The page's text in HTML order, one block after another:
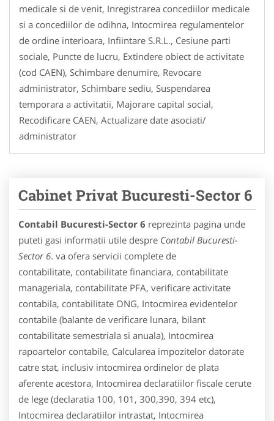
medicale si de venit, Inregistrarea concediilor medicale
si a concediilor de odihna, Intocmirea regulamentelor
de ordine interioara, Infiintare S.R.L., Cesiune parti
sociale, Puncte de lucru, Extindere obiect de activitate
(cod CAEN), Schimbare denumire, Revocare
administrator, Schimbare sediu, Suspendarea
temporara a activitatii, Majorare capital social,
Recodificare CAEN, Actualizare date asociati/
administrator
Cabinet Privat Bucuresti-Sector 6
Contabil Bucuresti-Sector 6 reprezinta pagina unde
puteti gasi informatii utile despre Contabil Bucuresti-
Sector 6. va ofera servicii complete de
contabilitate, contabilitate financiara, contabilitate
manageriala, contabilitate PFA, verificare activitate
contabila, contabilitate ONG, Intocmirea evidentelor
contabile (balante de verificare lunara, bilant
contabilitate semestriala si anuala), Intocmirea
rapoartelor contabile, Calcularea impozitelor datorate
catre stat, inclusiv intocmirea ordinelor de plata
aferente acestora, Intocmirea declaratiilor fiscale cerute
de lege (declaratia 100, 101, 300,390, 394 etc),
Intocmirea declaratiilor intrastat, Intocmirea